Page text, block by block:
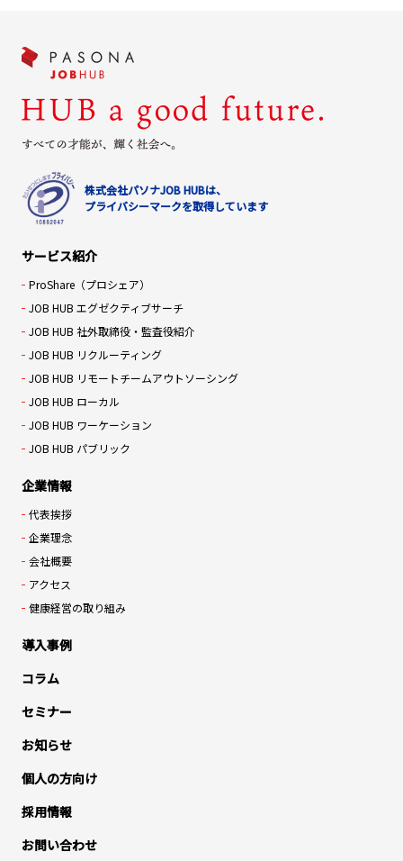
株式会社パソナJOB HUBは、
プライバシーマークを取得しています
サービス紹介
ProShare（プロシェア）
JOB HUB エグゼクティブサーチ
JOB HUB 社外取締役・監査役紹介
JOB HUB リクルーティング
JOB HUB リモートチームアウトソーシング
JOB HUB ローカル
JOB HUB ワーケーション
JOB HUB パブリック
企業情報
代表挨拶
企業理念
会社概要
アクセス
健康経営の取り組み
導入事例
コラム
セミナー
お知らせ
個人の方向け
採用情報
お問い合わせ